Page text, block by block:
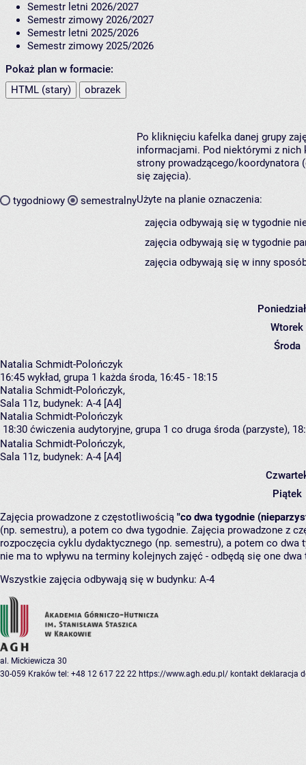
Semestr letni 2026/2027
Semestr zimowy 2026/2027
Semestr letni 2025/2026
Semestr zimowy 2025/2026
Pokaż plan w formacie:
HTML (stary)
obrazek
tygodniowy semestralny
Po kliknięciu kafelka danej grupy
informacjami. Pod niektórymi z nich
strony prowadzącego/koordynatora
się zajęcia).
Użyte na planie oznaczenia:
zajęcia odbywają się w tygodnie
zajęcia odbywają się w tygodnie
zajęcia odbywają się w inny
Wtorek
Środa
Natalia Schmidt-Polończyk
16:45 wykład, grupa 1 każda środa, 16:45 - 18:15
Natalia Schmidt-Polończyk,
Sala 11z, budynek: A-4 [A4]
Natalia Schmidt-Polończyk
18:30 ćwiczenia audytoryjne, grupa 1 co druga środa (parzyste),
Natalia Schmidt-Polończyk,
Sala 11z, budynek: A-4 [A4]
Piątek
Zajęcia prowadzone z częstotliwością "co dwa tygodnie
(np. semestru), a potem co dwa tygodnie. Zajęcia prowadzone z
rozpoczęcia cyklu dydaktycznego (np. semestru), a potem co
nie ma to wpływu na terminy kolejnych zajęć - odbędą się one
Wszystkie zajęcia odbywają się w budynku: A-4
al. Mickiewicza 30
30-059 Kraków tel: +48 12 617 22 22 https://www.agh.edu.pl/ kontakt deklaracja